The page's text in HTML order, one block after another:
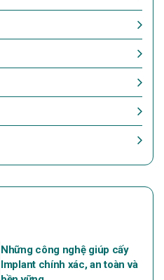
Những công nghệ giúp cấy
Implant chính xác, an toàn và